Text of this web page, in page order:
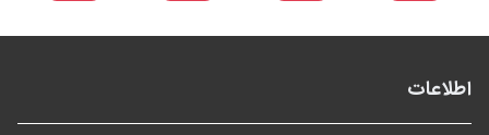
اطلاعات